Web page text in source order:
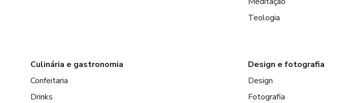
Teologia
Culinária e gastronomia
Confeitaria
Drinks
Design e fotografia
Design
Fotografia